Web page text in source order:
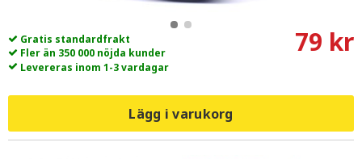
Gratis standardfrakt
Fler än 350 000 nöjda kunder
Levereras inom 1-3 vardagar
79 kr
Lägg i varukorg